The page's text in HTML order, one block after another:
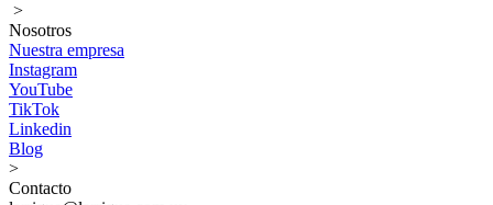
>
Nosotros
Nuestra empresa
Instagram
YouTube
TikTok
Linkedin
Blog
>
Contacto